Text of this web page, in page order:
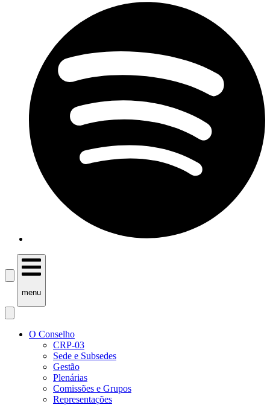
menu
O Conselho
CRP-03
Sede e Subsedes
Gestão
Plenárias
Comissões e Grupos
Representações